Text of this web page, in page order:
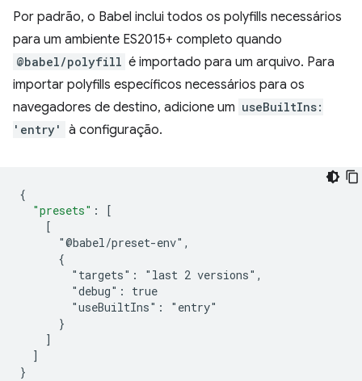
Por padrão, o Babel inclui todos os polyfills necessários
para um ambiente ES2015+ completo quando
@babel/polyfill é importado para um arquivo. Para
importar polyfills específicos necessários para os
navegadores de destino, adicione um useBuiltIns:
'entry'
à configuração.
{
"presets" :
[
    [
      "@babel/preset-env",
      {
        "targets": "last 2 versions",
        "debug": true
        "useBuiltIns": "entry"
      }
]
]
}